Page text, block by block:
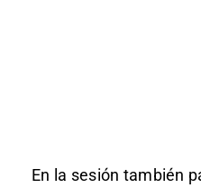
En la sesión también